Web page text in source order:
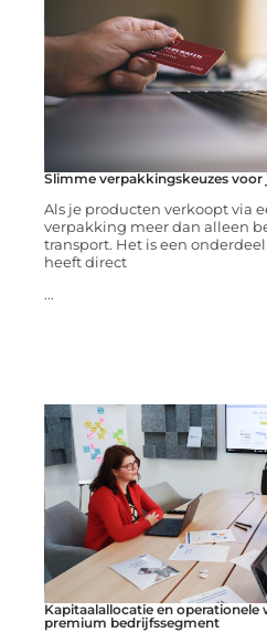
Slimme verpakkingskeuzes
Als je producten verkoopt via
verpakking meer dan alleen
transport. Het is een
heeft direct
...
Kapitaalallocatie en operationele
premium bedrijfssegment